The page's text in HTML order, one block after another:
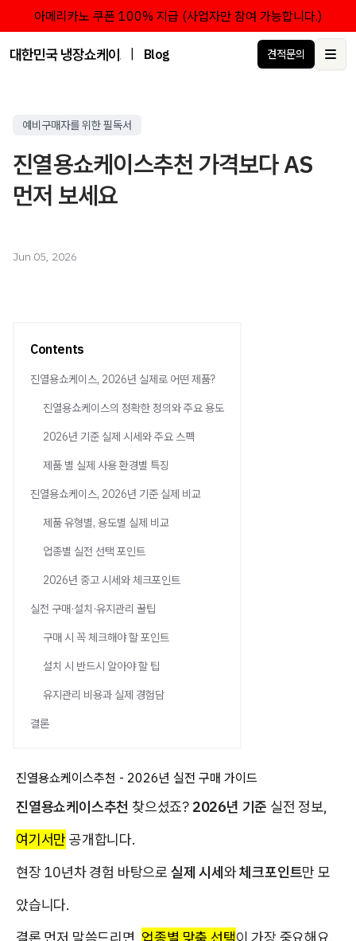
아메리카노 쿠폰 100% 지급 (사업자만 참여 가능합니다.)
대한민국 냉장쇼케이스 점유율 1위 브랜드 한성쇼케이스
Blog 견적문의
예비구매자를 위한 필독서
진열용쇼케이스추천 가격보다 AS
먼저 보세요
Jun 05, 2026
Contents
진열용쇼케이스, 2026년 실제로 어떤 제품?
진열용쇼케이스의 정확한 정의와 주요 용도
2026년 기준 실제 시세와 주요 스펙
제품 별 실제 사용 환경별 특징
진열용쇼케이스, 2026년 기준 실제 비교
제품 유형별, 용도별 실제 비교
업종별 실전 선택 포인트
2026년 중고 시세와 체크포인트
실전 구매·설치·유지관리 꿀팁
구매 시 꼭 체크해야 할 포인트
설치 시 반드시 알아야 할 팁
유지관리 비용과 실제 경험담
결론
진열용쇼케이스추천 - 2026년 실전 구매 가이드
진열용쇼케이스추천 찾으셨죠? 2026년 기준 실전 정보,
여기서만 공개합니다.
현장 10년차 경험 바탕으로 실제 시세와체크포인트만 모
았습니다.